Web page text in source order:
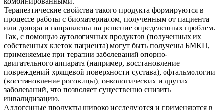
Терапевтические свойства такого продукта формируются в
процессе работы с биоматериалом, полученным от пациента
или донора и направлены на решение определенных проблем.
Так, c помощью аутологичных продуктов (полученных их
собственных клеток пациента) могут быть получены БМКП,
применяемые при терапии заболеваний опорно-
двигательного аппарата (например, восстановление
повреждений хрящевой поверхности сустава), офтальмологии
(восстановление роговицы), онкологических и других
заболеваний, что позволяет существенно снизить
инвалидизацию.
Аллогенные продукты широко исследуются и применяются в